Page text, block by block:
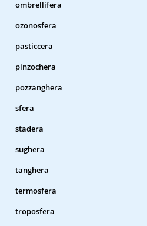
ombrellifera
ozonosfera
pasticcera
pinzochera
pozzanghera
sfera
stadera
sughera
tanghera
termosfera
troposfera